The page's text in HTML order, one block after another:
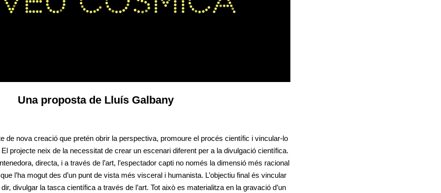
Una proposta de Lluís Galbany
de nova creació que pretén obrir la perspectiva, promoure el procés científic i vincular-lo
projecte neix de la necessitat de crear un escenari diferent per a la divulgació científica.
directa, i a través de l’art, l’espectador capti no només la dimensió més racional
l’ha mogut des d’un punt de vista més visceral i humanista. L’objectiu final és vincular
divulgar la tasca científica a través de l’art. Tot això es materialitza en la gravació d’un